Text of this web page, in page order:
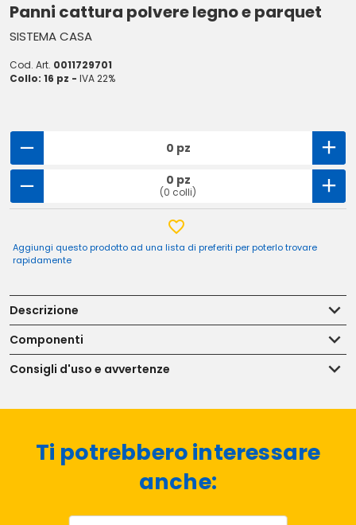
Panni cattura polvere legno e parquet
SISTEMA CASA
Cod. Art. 0011729701
Collo: 16 pz - IVA 22%
0 pz
0 pz
(0 colli)
Aggiungi questo prodotto ad una lista di preferiti per poterlo trovare
rapidamente
Descrizione
Componenti
Consigli d'uso e avvertenze
Ti potrebbero interessare
anche: